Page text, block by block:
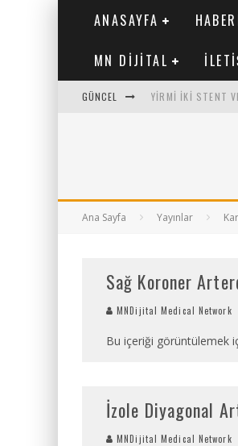
ANASAYFA
MN DIJITAL
GÜNCEL YIRMI İKI STENT
KORONER
Ana Sayfa Yayınlar
Sağ Koroner
MNDijital Medical Network
Bu içeriği görüntülemek
İzole Diyagonal
MNDijital Medical Network